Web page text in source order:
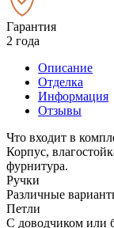
Гарантия
2 года
Описание
Отделка
Информация
Отзывы
Что входит в
Корпус,
фурнитура.
Ручки
Различные
Петли
С доводчиком или